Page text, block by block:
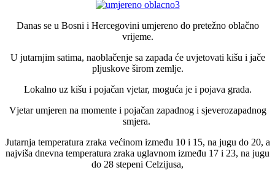
Danas se u Bosni i Hercegovini umjereno do pretežno oblačno
vrijeme.
U jutarnjim satima, naoblačenje sa zapada će uvjetovati kišu i jače
pljuskove širom zemlje.
Lokalno uz kišu i pojačan vjetar, moguća je i pojava grada.
Vjetar umjeren na momente i pojačan zapadnog i sjeverozapadnog
smjera.
Jutarnja temperatura zraka većinom između 10 i 15, na jugu do 20, a
najviša dnevna temperatura zraka uglavnom između 17 i 23, na jugu
do 28 stepeni Celzijusa,